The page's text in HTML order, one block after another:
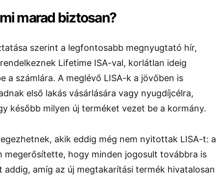
marad biztosan?
szerint a legfontosabb megnyugtató hír,
Lifetime ISA-val, korlátlan ideig
a számlára. A meglévő LISA-k a jövőben is
első lakás vásárlására vagy nyugdíjcélra,
később milyen új terméket vezet be a kormány.
akik eddig még nem nyitottak LISA-t: a
megerősítette, hogy minden jogosult továbbra is
amíg az új megtakarítási termék hivatalosan